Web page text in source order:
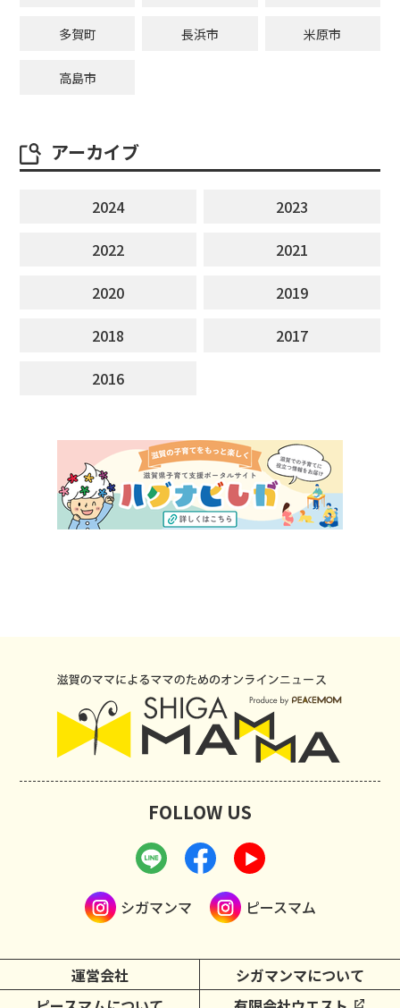
多賀町 長浜市 米原市
高島市
アーカイブ
2024
2023
2022
2021
2020
2019
2018
2017
2016
運営会社
シガマンマについて
FOLLOW US
シガマンマ ピースマム